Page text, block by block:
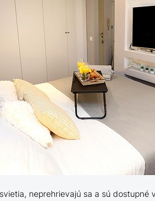
neprehrievajú sa a sú